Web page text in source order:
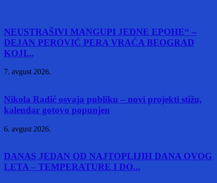
NEUSTRAŠIVI MANGUPI JEDNE EPOHE“ –
DEJAN PEROVIĆ PERA VRAĆA BEOGRAD
KOJI...
7. avgust 2026.
Nikola Radić osvaja publiku – novi projekti stižu,
kalendar gotovo popunjen
6. avgust 2026.
DANAS JEDAN OD NAJTOPLIJIH DANA OVOG
LETA – TEMPERATURE I DO...